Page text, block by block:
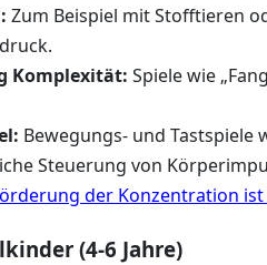
Zum Beispiel mit Stofftieren
Komplexität: Spiele wie
Bewegungs- und Tastspiele
Steuerung von
der Konzentration
(4-6 Jahre)